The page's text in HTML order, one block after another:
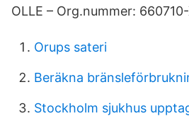
OLLE – Org.nummer:
Orups sateri
Beräkna
Stockholm sjukhus